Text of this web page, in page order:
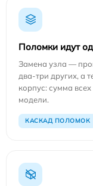
Поломки идут
Замена узла —
два-три других, а
корпус: сумма
модели.
КАСКАД ПОЛОМОК